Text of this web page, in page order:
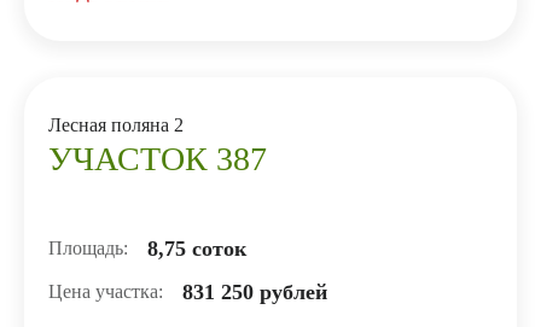
Лесная поляна 2
УЧАСТОК 387
Площадь: 8,75 соток
Цена участка: 831 250 рублей